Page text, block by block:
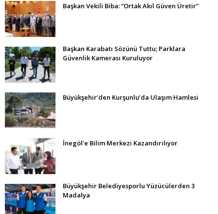
Başkan Vekili Biba: “Ortak Akıl Güven Üretir”
Başkan Karabatı Sözünü Tuttu; Parklara
Güvenlik Kamerası Kuruluyor
Büyükşehir’den Kurşunlu’da Ulaşım Hamlesi
İnegöl’e Bilim Merkezi Kazandırılıyor
Büyükşehir Belediyesporlu Yüzücülerden 3
Madalya